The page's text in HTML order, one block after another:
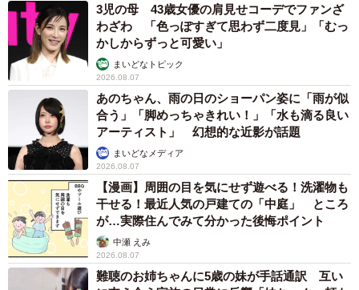
3児の母 43歳女優の肩見せコーデでファンざ
わざわ 「色っぽすぎて思わず二度見」「むっ
かしからずっと可愛い」
まいどなトピック
2026.08.07
あのちゃん、雨の日のショーパン姿に「雨が似
合う」「脚めっちゃきれい！」「水も滴る良い
アーティスト」 幻想的な近影が話題
まいどなメディア
2026.08.07
【漫画】周囲の目を気にせず遊べる！洗濯物も
干せる！最近人気の戸建ての「中庭」 ところ
が…実際住んでみて分かった後悔ポイント
中瀬 えみ
2026.08.07
難聴のお姉ちゃんに5歳の妹が手話通訳 互い